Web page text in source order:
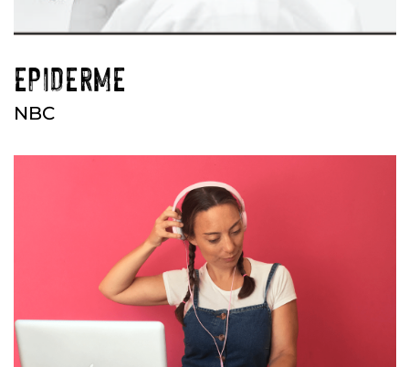
EPIDERME
NBC